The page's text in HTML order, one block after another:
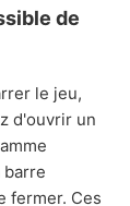
de
le jeu,
d'ouvrir un
fermer. Ces